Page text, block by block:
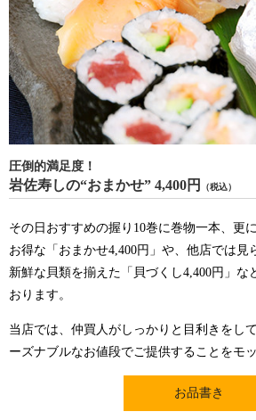
圧倒的満足度！
岩佐寿しの“おまかせ” 4,400円 （税込）
その日おすすめの握り10巻に巻物一本、更
お得な「おまかせ4,400円」や、他店では見
新鮮な貝類を揃えた「貝づくし4,400円」な
おります。
当店では、仲買人がしっかりと目利きをし
ーズナブルなお値段でご提供することをモ
お品書き